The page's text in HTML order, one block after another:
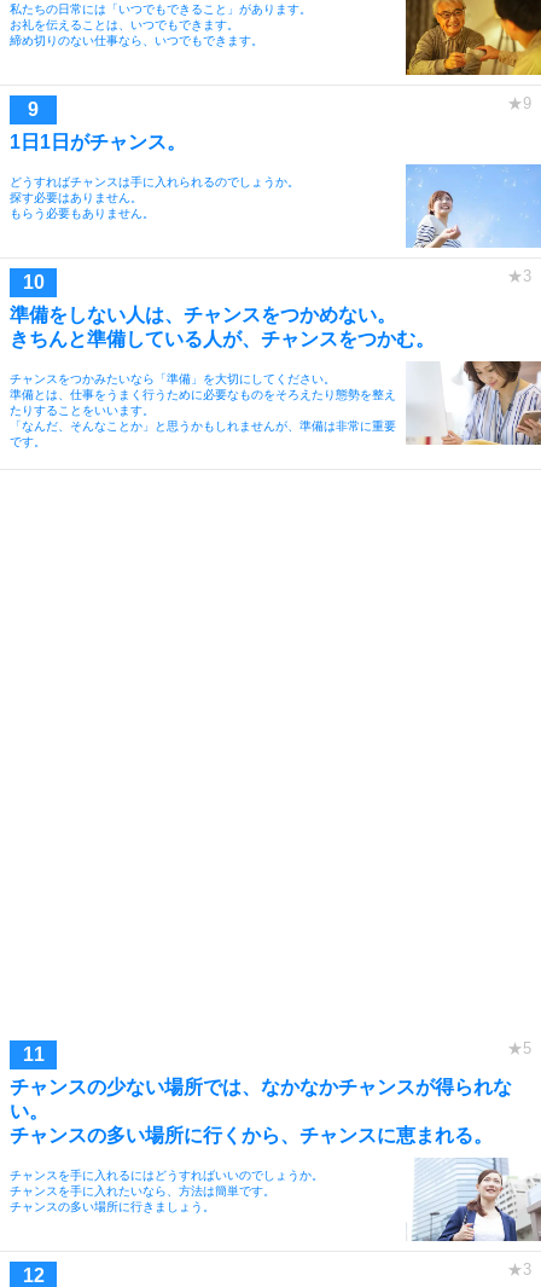
私たちの日常には「いつでもできること」があります。
お礼を伝えることは、いつでもできます。
締め切りのない仕事なら、いつでもできます。
1日1日がチャンス。
どうすればチャンスは手に入れられるのでしょうか。
探す必要はありません。
もらう必要もありません。
準備をしない人は、チャンスをつかめない。
きちんと準備している人が、チャンスをつかむ。
チャンスをつかみたいなら「準備」を大切にしてください。
準備とは、仕事をうまく行うために必要なものをそろえたり態勢を整え
たりすることをいいます。
「なんだ、そんなことか」と思うかもしれませんが、準備は非常に重要
です。
チャンスの少ない場所では、なかなかチャンスが得られな
い。
チャンスの多い場所に行くから、チャンスに恵まれる。
チャンスを手に入れるにはどうすればいいのでしょうか。
チャンスを手に入れたいなら、方法は簡単です。
チャンスの多い場所に行きましょう。